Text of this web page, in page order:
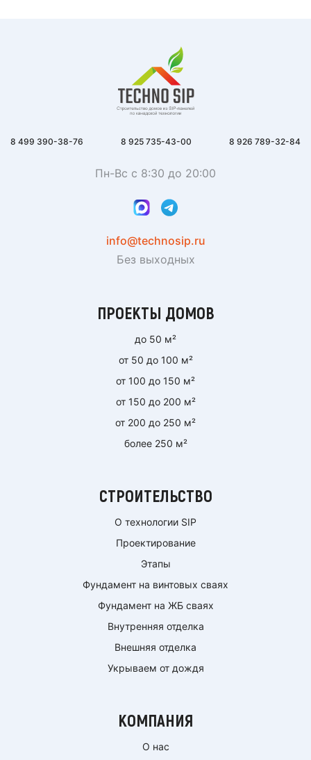
8 499 390-38-76 8 925 735-43-00 8 926 789-32-84
Пн-Вс с 8:30 до 20:00
info@technosip.ru
Без выходных
ПРОЕКТЫ ДОМОВ
до 50 м²
от 50 до 100 м²
от 100 до 150 м²
от 150 до 200 м²
от 200 до 250 м²
более 250 м²
СТРОИТЕЛЬСТВО
О технологии SIP
Проектирование
Этапы
Фундамент на винтовых сваях
Фундамент на ЖБ сваях
Внутренняя отделка
Внешняя отделка
Укрываем от дождя
КОМПАНИЯ
О нас